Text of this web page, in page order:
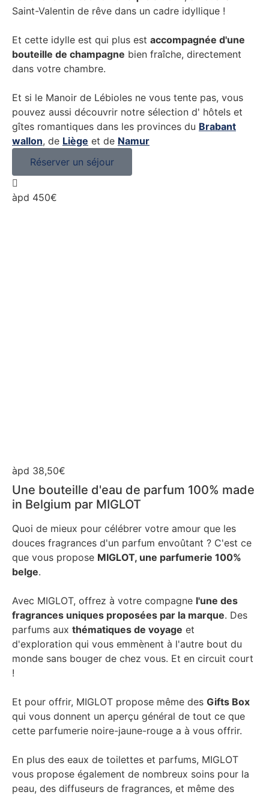
Saint-Valentin de rêve dans un cadre idyllique !
Et cette idylle est qui plus est accompagnée d'une
bouteille de champagne bien fraîche, directement
dans votre chambre.
Et si le Manoir de Lébioles ne vous tente pas, vous
pouvez aussi découvrir notre sélection d' hôtels et
gîtes romantiques dans les provinces du Brabant
wallon, de Liège et de Namur
Réserver un séjour
àpd 450€
àpd 38,50€
Une bouteille d'eau de parfum 100% made
in Belgium par MIGLOT
Quoi de mieux pour célébrer votre amour que les
douces fragrances d'un parfum envoûtant ? C'est ce
que vous propose MIGLOT, une parfumerie 100%
belge.
Avec MIGLOT, offrez à votre compagne l'une des
fragrances uniques proposées par la marque. Des
parfums aux thématiques de voyage et
d'exploration qui vous emmènent à l'autre bout du
monde sans bouger de chez vous. Et en circuit court
!
Et pour offrir, MIGLOT propose même des Gifts Box
qui vous donnent un aperçu général de tout ce que
cette parfumerie noire-jaune-rouge a à vous offrir.
En plus des eaux de toilettes et parfums, MIGLOT
vous propose également de nombreux soins pour la
peau, des diffuseurs de fragrances, et même des